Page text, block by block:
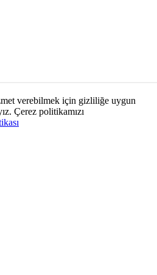
verebilmek için gizliliğe uygun
Çerez politikamızı